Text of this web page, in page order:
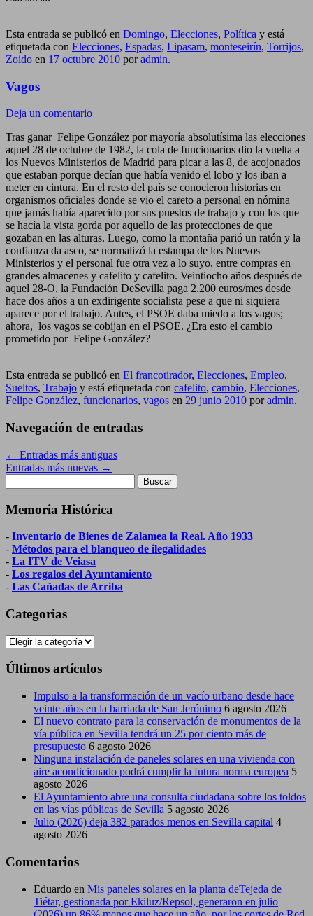
Esta entrada se publicó en Domingo, Elecciones, Política y está
etiquetada con Elecciones, Espadas, Lipasam, monteseirín, Torrijos,
Zoido en 17 octubre 2010 poradmin.
Vagos
Deja un comentario
Tras ganar Felipe González por mayoría absolutísima las elecciones
aquel 28 de octubre de 1982, la cola de funcionarios dio la vuelta a
los Nuevos Ministerios de Madrid para picar a las 8, de acojonados
que estaban porque decían que había venido el lobo y los iban a
meter en cintura. En el resto del país se conocieron historias en
organismos oficiales donde se vio el careto a personal en nómina
que jamás había aparecido por sus puestos de trabajo y con los que
se hacía la vista gorda por aquello de las protecciones de que
gozaban en las alturas. Luego, como la montaña parió un ratón y la
confianza da asco, se normalizó la estampa de los Nuevos
Ministerios y el personal fue otra vez a lo suyo, entre compras en
grandes almacenes y cafelito y cafelito. Veintiocho años después de
aquel 28-O, la Fundación DeSevilla paga 2.200 euros/mes desde
hace dos años a un exdirigente socialista pese a que ni siquiera
aparece por el trabajo. Antes, el PSOE daba miedo a los vagos;
ahora, los vagos se cobijan en el PSOE. ¿Era esto el cambio
prometido por Felipe González?
Esta entrada se publicó en El francotirador, Elecciones, Empleo,
Sueltos, Trabajo y está etiquetada con cafelito, cambio, Elecciones,
Felipe González, funcionarios, vagos en 29 junio 2010 poradmin.
Navegación de entradas
← Entradas más antiguas
Entradas más nuevas →
Memoria Histórica
- Inventario de Bienes de Zalamea la Real. Año 1933
- Métodos para el blanqueo de ilegalidades
- La ITV de Veiasa
- Los regalos del Ayuntamiento
- Las Cañadas de Arriba
Categorias
Categorias
Últimos artículos
Impulso a la transformación de un vacío urbano desde hace
veinte años en la barriada de San Jerónimo 6 agosto 2026
El nuevo contrato para la conservación de monumentos de la
vía pública en Sevilla tendrá un 25 por ciento más de
presupuesto 6 agosto 2026
Ninguna instalación de paneles solares en una vivienda con
aire acondicionado podrá cumplir la futura norma europea 5
agosto 2026
El Ayuntamiento abre una consulta ciudadana sobre los toldos
en las vías públicas de Sevilla 5 agosto 2026
Julio (2026) deja 382 parados menos en Sevilla capital 4
agosto 2026
Comentarios
Eduardo en Mis paneles solares en la planta deTejeda de
Tiétar, gestionada por Ekiluz/Repsol, generaron en julio